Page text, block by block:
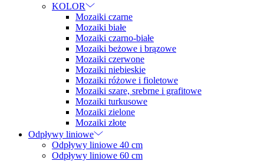
KOLOR
Mozaiki czarne
Mozaiki białe
Mozaiki czarno-białe
Mozaiki beżowe i brązowe
Mozaiki czerwone
Mozaiki niebieskie
Mozaiki różowe i fioletowe
Mozaiki szare, srebrne i grafitowe
Mozaiki turkusowe
Mozaiki zielone
Mozaiki złote
Odpływy liniowe
Odpływy liniowe 40 cm
Odpływy liniowe 60 cm